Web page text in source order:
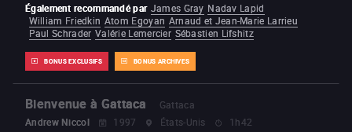
BONUS EXCLUSIFS BONUS ARCHIVES
Également recommandé par James Gray Nadav Lapid
William Friedkin Atom Egoyan Arnaud et Jean-Marie Larrieu
Paul Schrader Valérie Lemercier Sébastien Lifshitz
Bienvenue à Gattaca
Gattaca
Andrew Niccol
1997 États-Unis 1h42